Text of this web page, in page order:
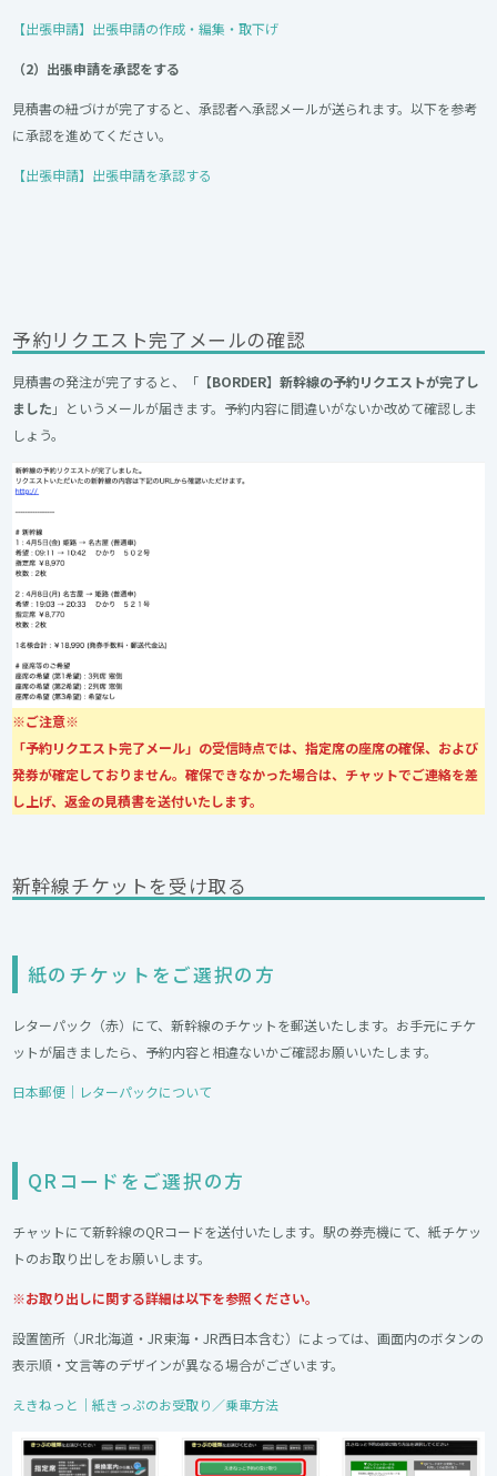
【出張申請】出張申請の作成・編集・取下げ
（2）出張申請を承認をする
見積書の紐づけが完了すると、承認者へ承認メールが送られます。以下を参考
に承認を進めてください。
【出張申請】出張申請を承認する
予約リクエスト完了メールの確認
見積書の発注が完了すると、「 【BORDER】新幹線の予約リクエストが完了し
ました 」というメールが届きます。予約内容に間違いがないか改めて確認しま
しょう。
※ご注意※
「予約リクエスト完了メール」の受信時点では、指定席の座席の確保、および
発券が確定しておりません。確保できなかった場合は、チャットでご連絡を差
し上げ、返金の見積書を送付いたします。
新幹線チケットを受け取る
紙のチケットをご選択の方
レターパック（赤）にて、新幹線のチケットを郵送いたします。お手元にチケ
ットが届きましたら、予約内容と相違ないかご確認お願いいたします。
日本郵便｜レターパックについて
QRコードをご選択の方
チャットにて新幹線のQRコードを送付いたします。駅の券売機にて、紙チケッ
トのお取り出しをお願いします。
※お取り出しに関する詳細は以下を参照ください。
設置箇所（JR北海道・JR東海・JR西日本含む）によっては、画面内のボタンの
表示順・文言等のデザインが異なる場合がございます。
えきねっと｜紙きっぷのお受取り／乗車方法